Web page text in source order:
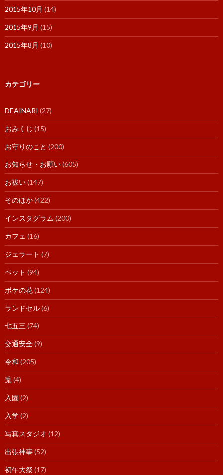
2015年10月 (14)
2015年9月 (15)
2015年8月 (10)
カテゴリー
DEAINARI (27)
おみくじ (15)
お守りのこと (200)
お知らせ・お願い(605)
お祓い(147)
そのほか(422)
インスタグラム (200)
カフェ (16)
ジェラート (7)
ペット (94)
ボケの花(124)
ランドセル(6)
七五三 (74)
交通安全(9)
令和 (205)
兎 (4)
入園 (2)
入学(2)
写真スタジオ (12)
出張神事(52)
初午大祭(17)